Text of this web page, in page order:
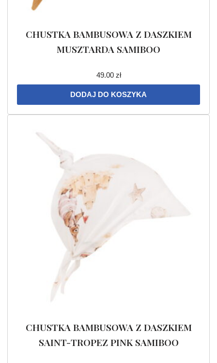
CHUSTKA BAMBUSOWA Z DASZKIEM
MUSZTARDA SAMIBOO
49.00 zł
DODAJ DO KOSZYKA
CHUSTKA BAMBUSOWA Z DASZKIEM
SAINT-TROPEZ PINK SAMIBOO